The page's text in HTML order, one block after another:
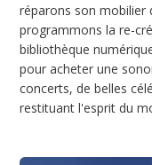
réparons son mobilier
programmons la re-
bibliothèque
pour acheter une
concerts, de belles
restituant l'esprit du